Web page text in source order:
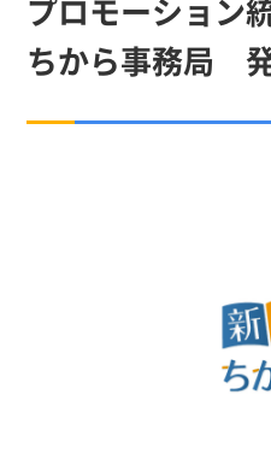
プロモーション
ちから事務局